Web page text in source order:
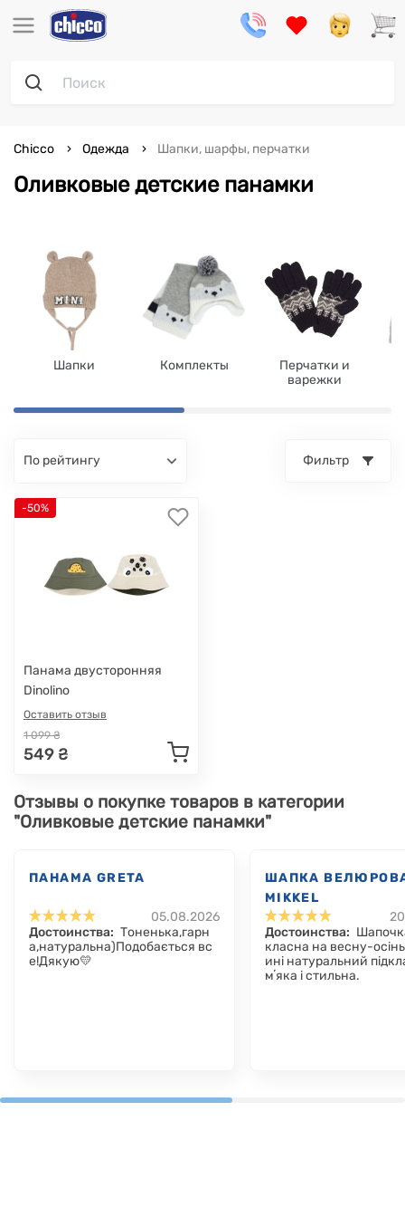
Оливковые детские панамки
Chicco Одежда Шапки, шарфы, перчатки
Шапки Комплекты
Перчатки и
варежки
по рейтингу Фильтр
-50%
Панама двусторонняя
Dinolino
Оставить отзыв
1 099 ₴
549 ₴
Отзывы о покупке товаров в категории
"Оливковые детские панамки"
ПАНАМА GRETA
05.08.2026
Достоинства: Тоненька,гарн
а,натуральна)Подобається вс
е!Дякую💛
ШАПКА
MIKKEL
Достоинства:
класна на весну-
ині натуральний
мʼяка і стильна.